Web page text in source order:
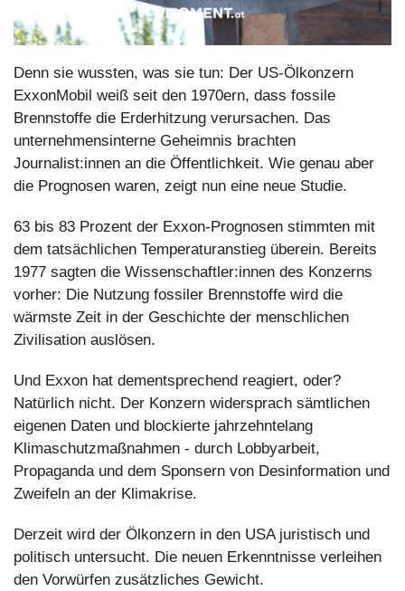
Denn sie wussten, was sie tun: Der US-Ölkonzern
ExxonMobil weiß seit den 1970ern, dass fossile
Brennstoffe die Erderhitzung verursachen. Das
unternehmensinterne Geheimnis brachten
Journalist:innen an die Öffentlichkeit. Wie genau aber
die Prognosen waren, zeigt nun eine neue Studie.
63 bis 83 Prozent der Exxon-Prognosen stimmten mit
dem tatsächlichen Temperaturanstieg überein. Bereits
1977 sagten die Wissenschaftler:innen des Konzerns
vorher: Die Nutzung fossiler Brennstoffe wird die
wärmste Zeit in der Geschichte der menschlichen
Zivilisation auslösen.
Und Exxon hat dementsprechend reagiert, oder?
Natürlich nicht. Der Konzern widersprach sämtlichen
eigenen Daten und blockierte jahrzehntelang
Klimaschutzmaßnahmen - durch Lobbyarbeit,
Propaganda und dem Sponsern von Desinformation und
Zweifeln an der Klimakrise.
Derzeit wird der Ölkonzern in den USA juristisch und
politisch untersucht. Die neuen Erkenntnisse verleihen
den Vorwürfen zusätzliches Gewicht.